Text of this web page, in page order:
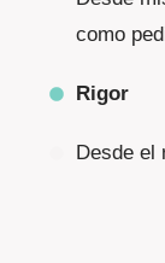
como
Rigor
Desde el